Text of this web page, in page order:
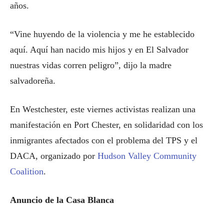
años.
“Vine huyendo de la violencia y me he establecido
aquí. Aquí han nacido mis hijos y en El Salvador
nuestras vidas corren peligro”, dijo la madre
salvadoreña.
En Westchester, este viernes activistas realizan una
manifestación en Port Chester, en solidaridad con los
inmigrantes afectados con el problema del TPS y el
DACA, organizado por Hudson Valley Community
Coalition.
Anuncio de la Casa Blanca